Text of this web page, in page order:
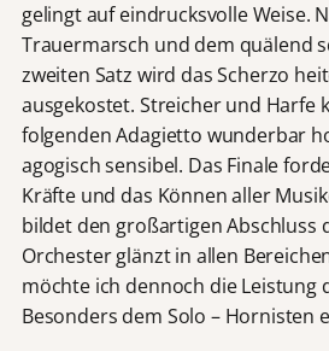
gelingt auf eindrucksvolle Weise.
Trauermarsch und dem quälend
zweiten Satz wird das Scherzo
ausgekostet. Streicher und Harfe
folgenden Adagietto wunderbar
agogisch sensibel. Das Finale
Kräfte und das Können aller
bildet den großartigen Abschluss
Orchester glänzt in allen
möchte ich dennoch die Leistung
Besonders dem Solo – Hornisten